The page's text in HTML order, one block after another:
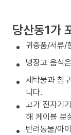
당산동1가
귀중품/서류/
냉장고 음식
세탁물과 침
니다.
고가 전자기
해 케이블 분
반려동물/아